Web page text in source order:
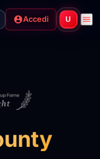
Accedi U